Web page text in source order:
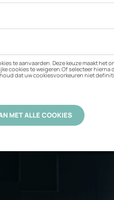
V90 T6
elektrische